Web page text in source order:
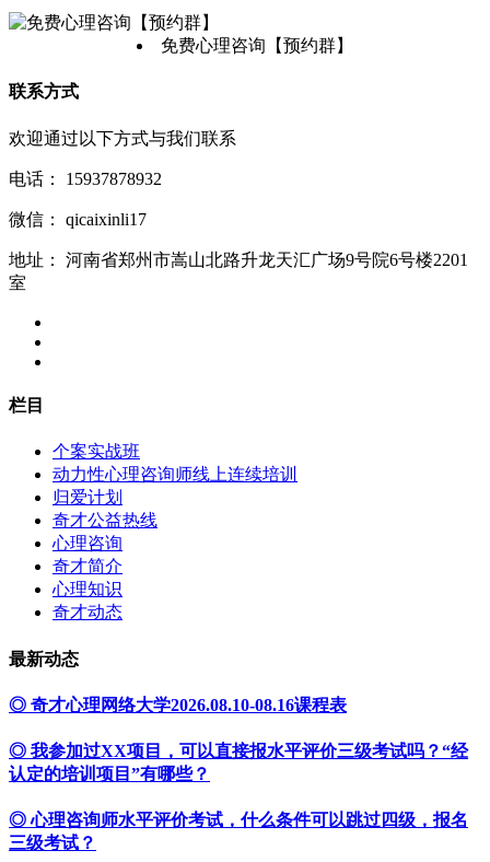
免费心理咨询【预约群】
联系方式
欢迎通过以下方式与我们联系
电话： 15937878932
微信： qicaixinli17
地址：
河南省郑州市嵩山北路升龙天汇广场9号院6号楼2201
室
栏目
个案实战班
动力性心理咨询师线上连续培训
归爱计划
奇才公益热线
心理咨询
奇才简介
心理知识
奇才动态
最新动态
◎ 奇才心理网络大学2026.08.10-08.16课程表
◎ 我参加过XX项目，可以直接报水平评价三级考试吗？“经
认定的培训项目”有哪些？
◎ 心理咨询师水平评价考试，什么条件可以跳过四级，报名
三级考试？